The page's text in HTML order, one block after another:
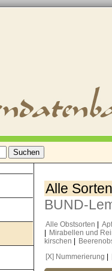
Alle
BUND-
Alle Obstsorten
Mirabellen und
kirschen
[X] Nummerierung